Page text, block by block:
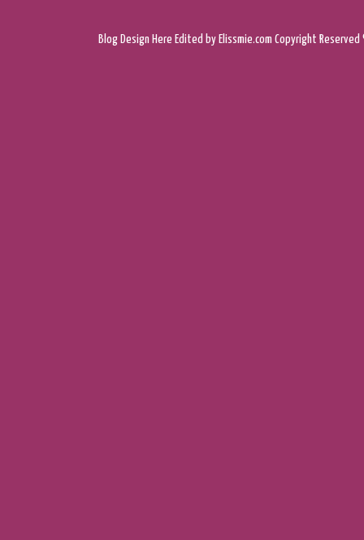
Blog Design Here Edited by Elissmie.com Copyright Reserved